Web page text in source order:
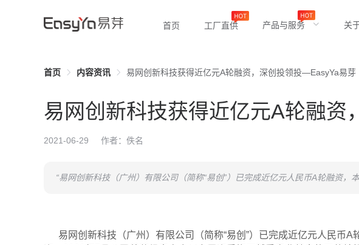
首页 工厂直供 产品与服务 关
首页 内容资讯 易网创新科技获得近亿元A轮融资，深创投领投—EasyYa易芽
易网创新科技获得近亿元A轮融资
2021-06-29 作者：佚名
“易网创新科技（广州）有限公司（简称“易创”）已完成近亿元人民币A轮融资，
易网创新科技（广州）有限公司（简称“易创”）已完成近亿元人民币A